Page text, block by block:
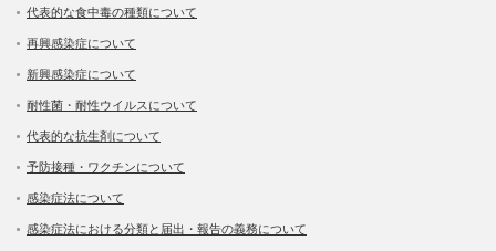
代表的な食中毒の種類について
再興感染症について
新興感染症について
耐性菌・耐性ウイルスについて
代表的な抗生剤について
予防接種・ワクチンについて
感染症法について
感染症法における分類と届出・報告の義務について